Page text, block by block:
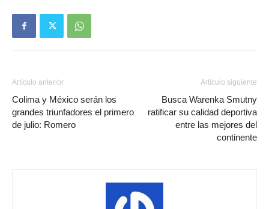
Artículo anterior
Colima y México serán los
grandes triunfadores el primero
de julio: Romero
Artículo siguiente
Busca Warenka Smutny
ratificar su calidad deportiva
entre las mejores del
continente